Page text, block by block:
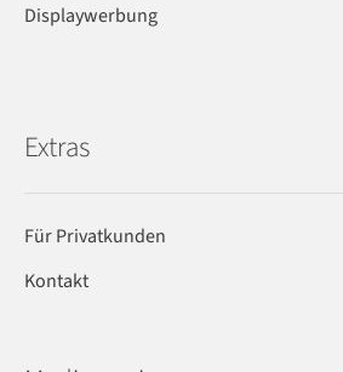
Displaywerbung
Extras
Für Privatkunden
Kontakt